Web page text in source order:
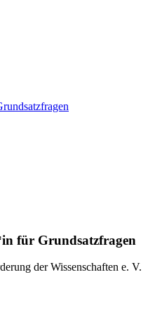
für Grundsatz­fragen
der Wissenschaften e. V.